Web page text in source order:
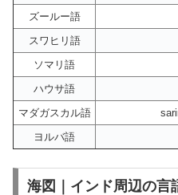
ズールー語
スワヒリ語
ソマリ語
ハウサ語
マダガスカル語
ヨルバ語
海図｜インド周辺の言